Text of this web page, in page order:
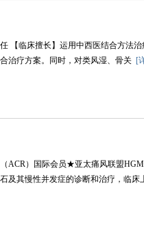
【临床擅长】运用中西医结合方法
治疗方案。同时，对类风湿、骨关 [
）国际会员★亚太痛风联盟
及其慢性并发症的诊断和治疗，临床